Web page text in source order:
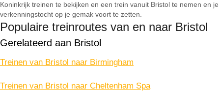
Koninkrijk treinen te bekijken en een trein vanuit Bristol te nemen en je
verkenningstocht op je gemak voort te zetten.
Populaire treinroutes van en naar Bristol
Gerelateerd aan Bristol
Treinen van Bristol naar Birmingham
Treinen van Bristol naar Cheltenham Spa